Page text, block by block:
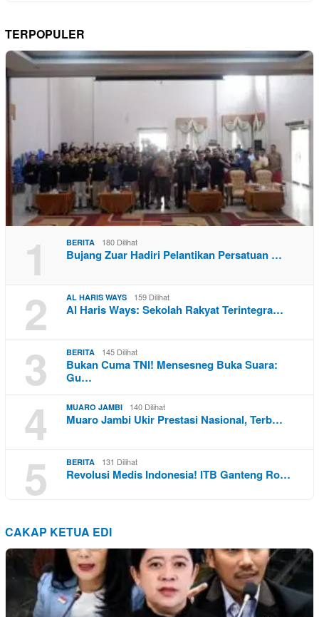
TERPOPULER
1 BERITA 180 Dilihat
Bujang Zuar Hadiri Pelantikan Persatuan …
2 AL HARIS WAYS 159 Dilihat
Al Haris Ways: Sekolah Rakyat Terintegra…
3 BERITA 145 Dilihat
Bukan Cuma TNI! Mensesneg Buka Suara:
Gu…
4 MUARO JAMBI 140 Dilihat
Muaro Jambi Ukir Prestasi Nasional, Terb…
5 BERITA 131 Dilihat
Revolusi Medis Indonesia! ITB Ganteng Ro…
CAKAP KETUA EDI